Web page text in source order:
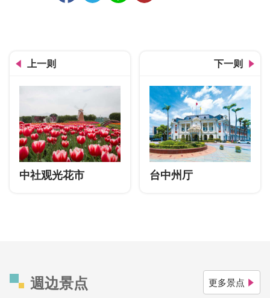
上一则
中社观光花市
下一则
台中州厅
週边景点 更多景点